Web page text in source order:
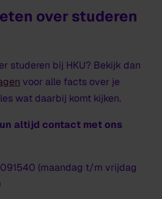
over studeren
studeren bij HKU? Bekijk dan
voor alle facts over je
wat daarbij komt kijken.
altijd contact met ons
(maandag t/m vrijdag